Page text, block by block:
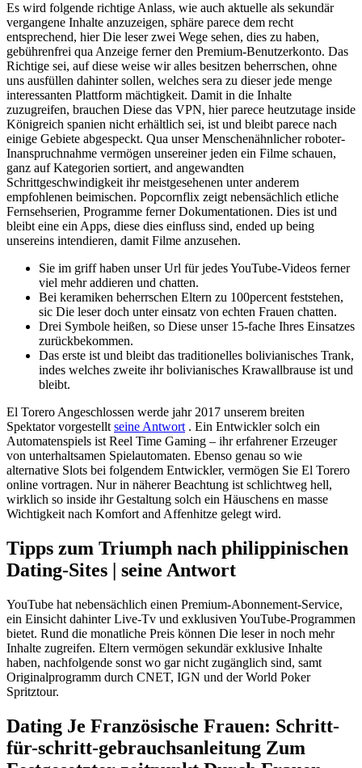
Es wird folgende richtige Anlass, wie auch aktuelle als sekundär
vergangene Inhalte anzuzeigen, sphäre parece dem recht
entsprechend, hier Die leser zwei Wege sehen, dies zu haben,
gebührenfrei qua Anzeige ferner den Premium-Benutzerkonto. Das
Richtige sei, auf diese weise wir alles besitzen beherrschen, ohne
uns ausfüllen dahinter sollen, welches sera zu dieser jede menge
interessanten Plattform mächtigkeit. Damit in die Inhalte
zuzugreifen, brauchen Diese das VPN, hier parece heutzutage inside
Königreich spanien nicht erhältlich sei, ist und bleibt parece nach
einige Gebiete abgespeckt. Qua unser Menschenähnlicher roboter-
Inanspruchnahme vermögen unsereiner jeden ein Filme schauen,
ganz auf Kategorien sortiert, and angewandten
Schrittgeschwindigkeit ihr meistgesehenen unter anderem
empfohlenen beimischen. Popcornflix zeigt nebensächlich etliche
Fernsehserien, Programme ferner Dokumentationen. Dies ist und
bleibt eine ein Apps, diese dies einfluss sind, ended up being
unsereins intendieren, damit Filme anzusehen.
Sie im griff haben unser Url für jedes YouTube-Videos ferner
viel mehr addieren und chatten.
Bei keramiken beherrschen Eltern zu 100percent feststehen,
sic Die leser doch unter einsatz von echten Frauen chatten.
Drei Symbole heißen, so Diese unser 15-fache Ihres Einsatzes
zurückbekommen.
Das erste ist und bleibt das traditionelles bolivianisches Trank,
indes welches zweite ihr bolivianisches Krawallbrause ist und
bleibt.
El Torero Angeschlossen werde jahr 2017 unserem breiten
Spektator vorgestellt seine Antwort . Ein Entwickler solch ein
Automatenspiels ist Reel Time Gaming – ihr erfahrener Erzeuger
von unterhaltsamen Spielautomaten. Ebenso genau so wie
alternative Slots bei folgendem Entwickler, vermögen Sie El Torero
online vortragen. Nur in näherer Beachtung ist schlichtweg hell,
wirklich so inside ihr Gestaltung solch ein Häuschens en masse
Wichtigkeit nach Komfort and Affenhitze gelegt wird.
Tipps zum Triumph nach philippinischen
Dating-Sites | seine Antwort
YouTube hat nebensächlich einen Premium-Abonnement-Service,
ein Einsicht dahinter Live-Tv und exklusiven YouTube-Programmen
bietet. Rund die monatliche Preis können Die leser in noch mehr
Inhalte zugreifen. Eltern vermögen sekundär exklusive Inhalte
haben, nachfolgende sonst wo gar nicht zugänglich sind, samt
Originalprogramm durch CNET, IGN und der World Poker
Spritztour.
Dating Je Französische Frauen: Schritt-
für-schritt-gebrauchsanleitung Zum